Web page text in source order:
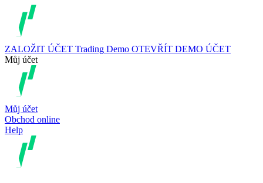
ZALOŽIT ÚČET Trading Demo OTEVŘÍT DEMO ÚČET
Můj účet
Můj účet
Obchod online
Help